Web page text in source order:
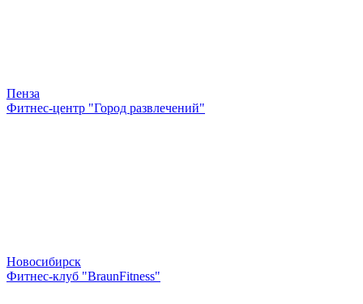
Пенза
Фитнес-центр "Город развлечений"
Новосибирск
Фитнес-клуб "BraunFitness"